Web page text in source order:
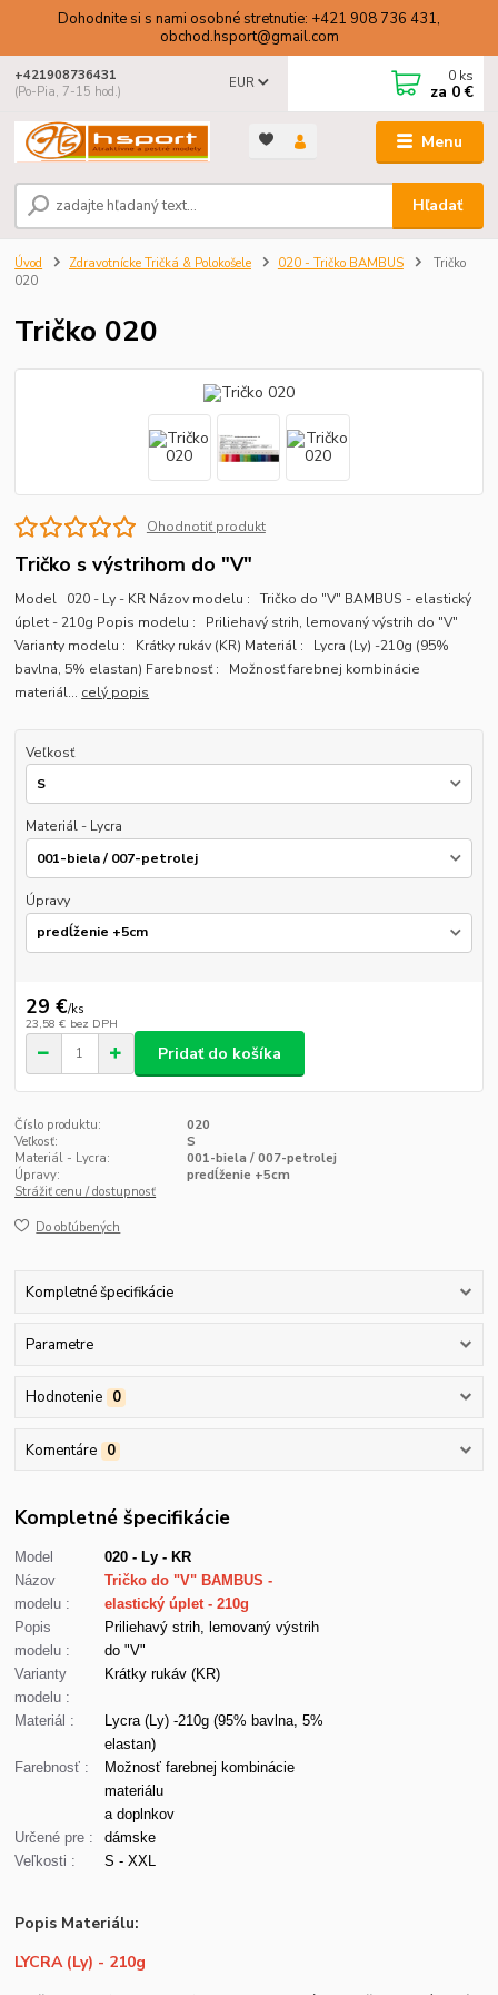
Dohodnite si s nami osobné stretnutie: +421 908 736 431,
obchod.hsport@gmail.com
Menu
EUR
Hľadať
+421908736431
(Po-Pia, 7-15 hod.)
0 ks
za 0 €
Úvod Zdravotnícke Tričká & Polokošele 020 - Tričko BAMBUS
Tričko
020
Tričko 020
Ohodnotiť produkt
Tričko s výstrihom do "V"
Model 020 - Ly - KR Názov modelu : Tričko do "V" BAMBUS - elastický
úplet - 210g Popis modelu : Priliehavý strih, lemovaný výstrih do "V"
Varianty modelu : Krátky rukáv (KR) Materiál : Lycra (Ly) -210g (95%
bavlna, 5% elastan) Farebnosť : Možnosť farebnej kombinácie
materiál... celý popis
Veľkosť
Materiál - Lycra
Úpravy
29 €/ks
23,58 € bez DPH
Pridať do košíka
Číslo produktu:
020
Veľkosť:
S
Materiál - Lycra:
001-biela / 007-petrolej
Úpravy:
predĺženie +5cm
Strážiť cenu / dostupnosť
Do obľúbených
Kompletné špecifikácie
Parametre
Hodnotenie 0
Komentáre 0
Kompletné špecifikácie
Model
020 - Ly - KR
Názov
modelu :
Tričko do "V" BAMBUS -
elastický úplet - 210g
Popis
modelu :
Priliehavý strih, lemovaný výstrih
do "V"
Varianty
modelu :
Krátky rukáv (KR)
Materiál :
Lycra (Ly) -210g (95% bavlna, 5%
elastan)
Farebnosť :
Možnosť farebnej kombinácie
materiálu
a doplnkov
Určené pre :
dámske
Veľkosti :
S - XXL
Popis Materiálu:
LYCRA (Ly) - 210g